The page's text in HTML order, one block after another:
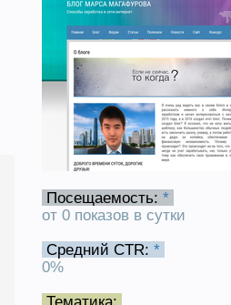
Посещаемость: *
от 0 показов в сутки
Средний CTR: *
0%
Тематика: